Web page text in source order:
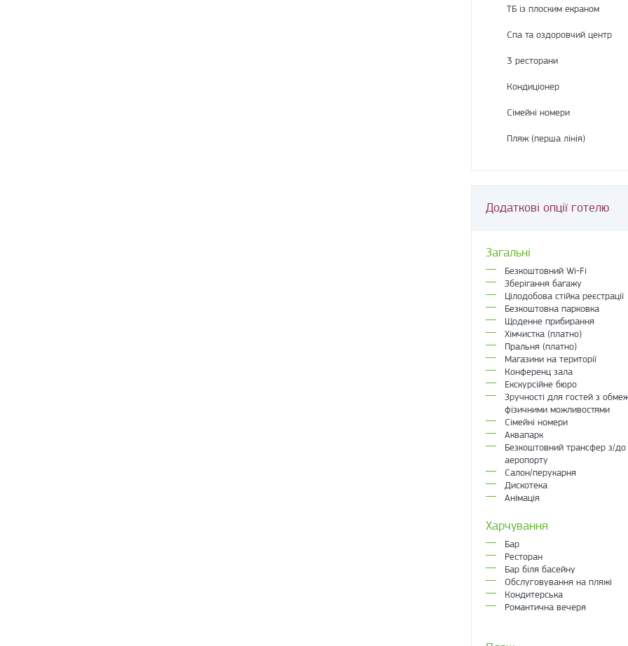
ТБ із плоским екраном
Спа та оздоровчий центр
3 ресторани
Кондиціонер
Сімейні номери
Пляж (перша лінія)
Додаткові опції готелю
Загальні
Безкоштовний Wi-Fi
Зберігання багажу
Цілодобова стійка реєстрації
Безкоштовна парковка
Щоденне прибирання
Хімчистка (платно)
Пральня (платно)
Магазини на території
Конференц зала
Екскурсійне бюро
Зручності для гостей з
фізичними можливостями
Сімейні номери
Аквапарк
Безкоштовний трансфер з/до
аеропорту
Салон/перукарня
Дискотека
Анімація
Харчування
Бар
Ресторан
Бар біля басейну
Обслуговування на пляжі
Кондитерська
Романтична вечеря